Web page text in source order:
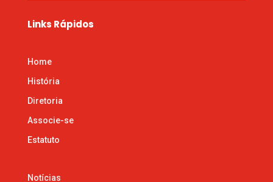
Links Rápidos
Home
História
Diretoria
Associe-se
Estatuto
Notícias